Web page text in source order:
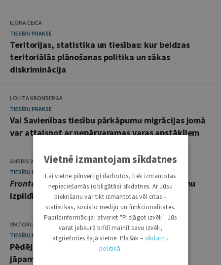
ILONA ČEIČA
TIESĪBU PRAKSE
Teritorijas, statistika un tiesības: kur beidzas
teritoriālās plānošanas politika un sākas
diskriminācija
LOLITA KRONBERGA
TIESĪBU PRAKSE
Vai Savienības tiesību pārkāpumu migrācijas jomā
var attaisnot ar nepārvaramas varas apstākļiem
ANDRIS VĪTOLS
TIESĪBU PRAKSE
Frontex
ir vairāk nekā tikai dalībvalstu lēmumu
izpildītājs
VIKTORIJA SOŅECA
TIESĪBU PRAKSES KOMENTĀRI
Pēdējās instances tiesai nevēršanās EST ir
jāpamato
Vietnē izmantojam sīkdatnes
Lai vietne pilnvērtīgi darbotos, tiek izmantotas
nepieciešamās (obligātās) sīkdatnes. Ar Jūsu
piekrišanu var tikt izmantotas vēl citas –
statistikas, sociālo mediju un funkcionalitātes.
Papildinformācijai atveriet "Pielāgot izvēli". Jūs
varat jebkurā brīdī mainīt savu izvēli,
atgriežoties šajā vietnē. Plašāk – sīkdatņu
politikā.